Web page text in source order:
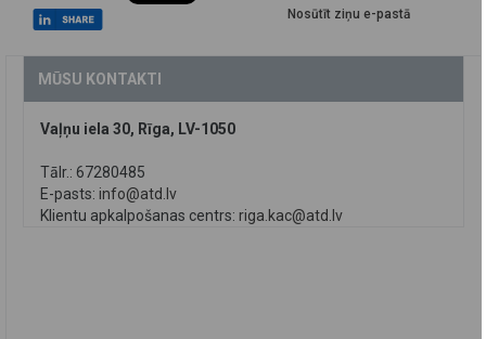
Nosūtīt ziņu e-pastā
MŪSU KONTAKTI
Vaļņu iela 30, Rīga, LV-1050
Tālr.: 67280485
E-pasts: info@atd.lv
Klientu apkalpošanas centrs: riga.kac@atd.lv